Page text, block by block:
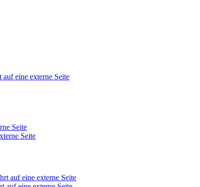
auf eine externe Seite
Seite
Seite
auf eine externe Seite